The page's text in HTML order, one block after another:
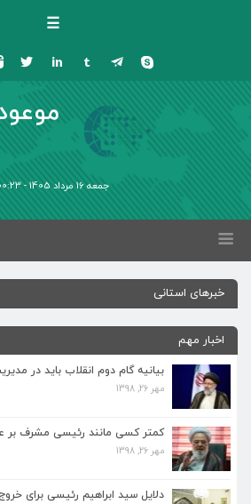
☰
جمعه 16 مرداد 1405 - 00:23
خبرهای استانی
اخبار مهم
بیانیه گام دوم انقلاب باید در
مهر 26, 1398
کمتر کسی مانند رئیسی مشرف بر
مهر 26, 1398
دلایل سید ابراهیم رئیسی برای
کمتر کسی مانند رئیسی مشرف بر علم حقوق و
دلایل سید ابراهیم رئیسی برای خروج آستان قدس